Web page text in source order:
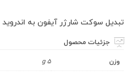
تبدیل سوکت شارژر آیفون به اندروید
جزئیات محصول
وزن 5 g